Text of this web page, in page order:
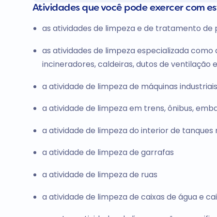
Atividades que você pode exercer com
as atividades de limpeza e de tratamento de
as atividades de limpeza especializada
incineradores, caldeiras, dutos de ventilação
a atividade de limpeza de máquinas industriais
a atividade de limpeza em trens, ônibus,
a atividade de limpeza do interior de
a atividade de limpeza de garrafas
a atividade de limpeza de ruas
a atividade de limpeza de caixas de água e